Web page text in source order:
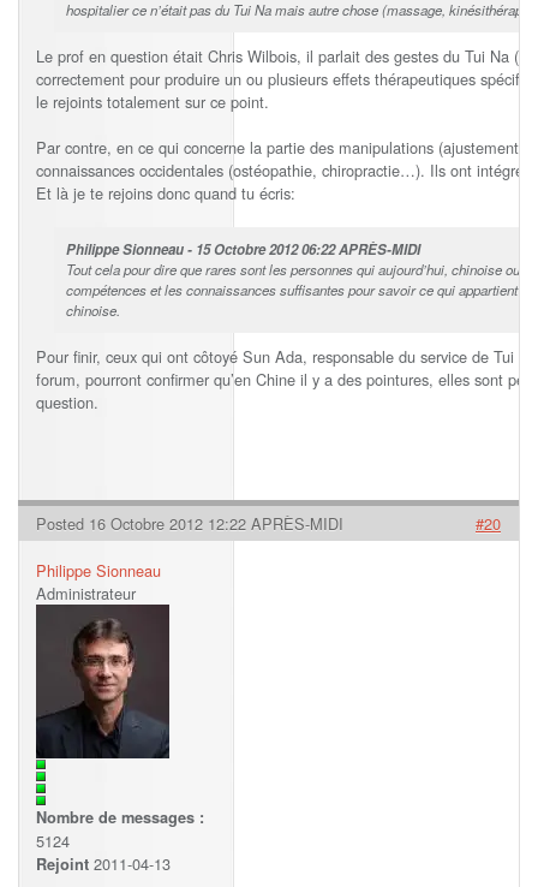
hospitalier ce n’était pas du Tui Na mais autre chose (massage,
Le prof en question était Chris Wilbois, il parlait des gestes du Tui Na
correctement pour produire un ou plusieurs effets thérapeutiques
le rejoints totalement sur ce point.
Par contre, en ce qui concerne la partie des manipulations (ajustement
connaissances occidentales (ostéopathie, chiropractie…). Ils ont intégré
Et là je te rejoins donc quand tu écris:
Philippe Sionneau - 15 Octobre 2012 06:22 APRÈS-MIDI
Tout cela pour dire que rares sont les personnes qui aujourd’hui, chinoise ou
compétences et les connaissances suffisantes pour savoir ce qui appartient
chinoise.
Pour finir, ceux qui ont côtoyé Sun Ada, responsable du service de Tui
forum, pourront confirmer qu’en Chine il y a des pointures, elles sont
question.
Posted 16 Octobre 2012 12:22 APRÈS-MIDI #20
Philippe Sionneau
Administrateur
Nombre de messages :
5124
Rejoint 2011-04-13